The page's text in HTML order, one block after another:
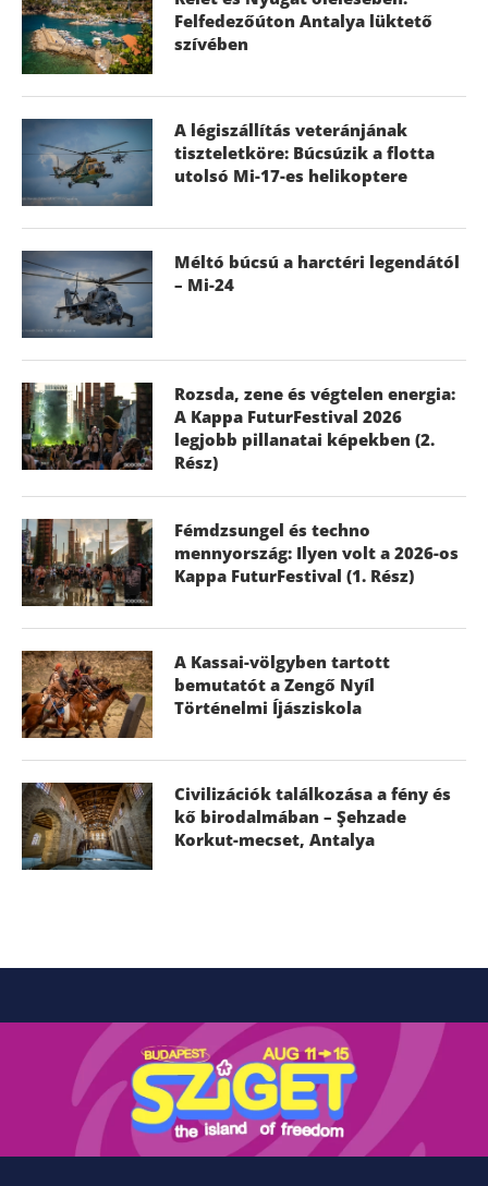
Felfedezőúton Antalya lüktető
szívében
A légiszállítás veteránjának
tiszteletköre: Búcsúzik a flotta
utolsó Mi-17-es helikoptere
Méltó búcsú a harctéri legendától
– Mi-24
Rozsda, zene és végtelen energia:
A Kappa FuturFestival 2026
legjobb pillanatai képekben (2.
Rész)
Fémdzsungel és techno
mennyország: Ilyen volt a 2026-os
Kappa FuturFestival (1. Rész)
A Kassai-völgyben tartott
bemutatót a Zengő Nyíl
Történelmi Íjásziskola
Civilizációk találkozása a fény és
kő birodalmában – Şehzade
Korkut-mecset, Antalya